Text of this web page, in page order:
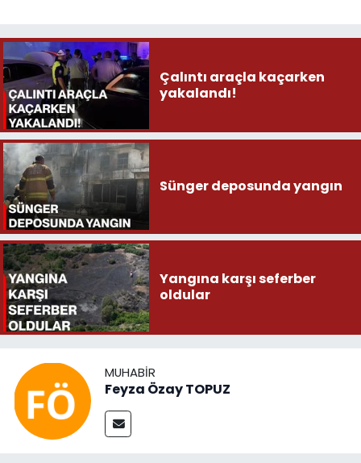
Çalıntı araçla kaçarken
yakalandı!
Sünger deposunda yangın
Yangına karşı seferber
oldular
MUHABIR
Feyza Özay TOPUZ